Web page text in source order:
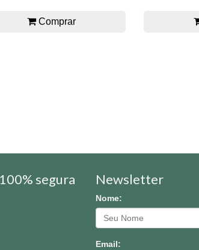
Comprar
segura Newsletter
Nome:
Email: